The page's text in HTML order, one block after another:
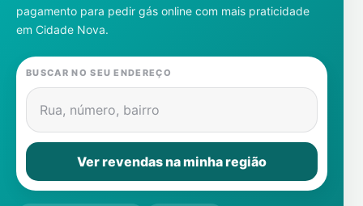
Cadastre-se
Gás
Contatos
pagamento para pedir gás online com mais praticidade
em Cidade Nova.
BUSCAR NO SEU ENDEREÇO
Rua, número, bairro
Ver revendas na minha região